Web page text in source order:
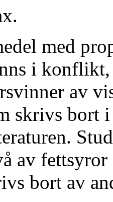
med
i
av
skrivs bort
av
bort av